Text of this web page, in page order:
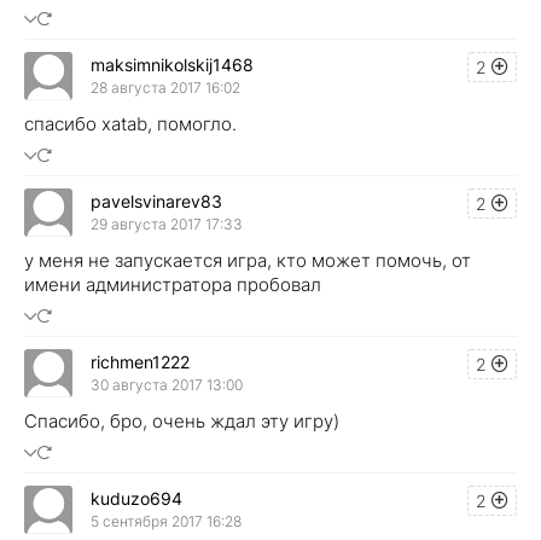
2
maksimnikolskij1468
28 августа 2017 16:02
спасибо xatab, помогло.
2
pavelsvinarev83
29 августа 2017 17:33
у меня не запускается игра, кто может помочь, от
имени администратора пробовал
2
richmen1222
30 августа 2017 13:00
Спасибо, бро, очень ждал эту игру)
2
kuduzo694
5 сентября 2017 16:28